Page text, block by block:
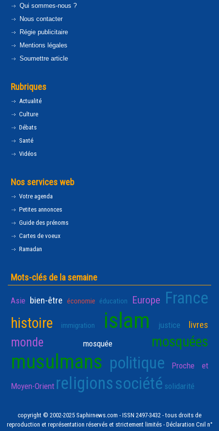
Qui sommes-nous ?
Nous contacter
Régie publicitaire
Mentions légales
Soumettre article
Rubriques
Actualité
Culture
Débats
Santé
Vidéos
Nos services web
Votre agenda
Petites annonces
Guide des prénoms
Cartes de voeux
Ramadan
Mots-clés de la semaine
Asie bien-être économie éducation Europe France
histoire immigration islam justice livres
monde mosquée mosquées
musulmans politique Proche et
Moyen-Orient religionssociété solidarité
copyright © 2002-2025 Saphirnews.com - ISSN 2497-3432 - tous droits de
reproduction et représentation réservés et strictement limités - Déclaration Cnil n°